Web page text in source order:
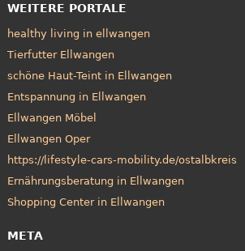
WEITERE PORTALE
healthy living in ellwangen
Tierfutter Ellwangen
schöne Haut-Teint in Ellwangen
Entspannung in Ellwangen
Ellwangen Möbel
Ellwangen Oper
https://lifestyle-cars-mobility.de/ostalbkreis
Ernährungsberatung in Ellwangen
Shopping Center in Ellwangen
META